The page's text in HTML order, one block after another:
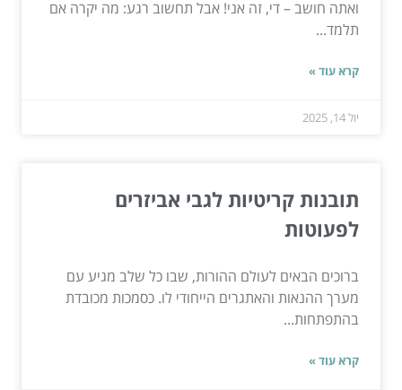
ואתה חושב – די, זה אני! אבל תחשוב רגע: מה יקרה אם
תלמד...
קרא עוד »
יול 14, 2025
תובנות קריטיות לגבי אביזרים
לפעוטות
ברוכים הבאים לעולם ההורות, שבו כל שלב מגיע עם
מערך ההנאות והאתגרים הייחודי לו. כסמכות מכובדת
בהתפתחות...
קרא עוד »